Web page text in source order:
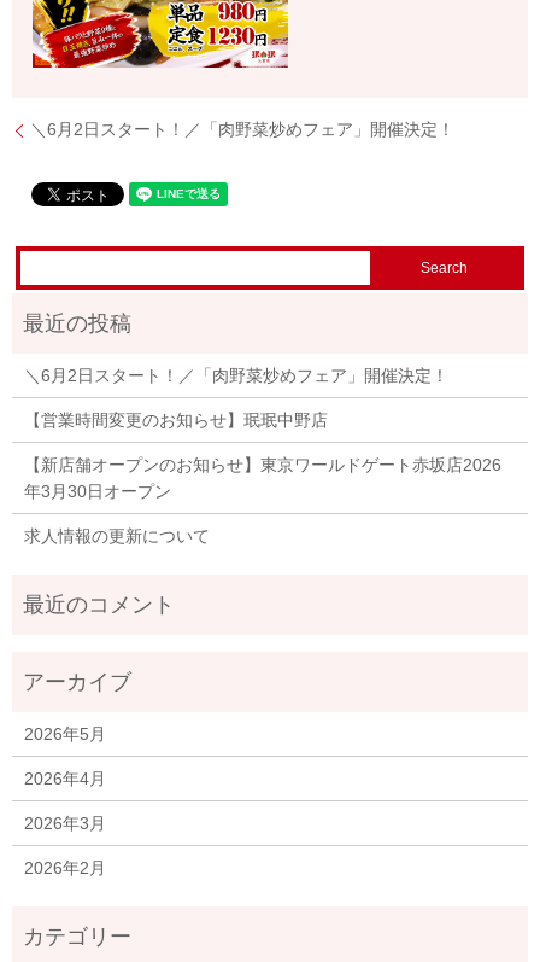
＼6月2日スタート！／「肉野菜炒めフェア」開催決定！
＼6月2日スタート！／「肉野菜炒めフェア」開催決定！
【営業時間変更のお知らせ】珉珉中野店
【新店舗オープンのお知らせ】東京ワールドゲート赤坂店2026
年3月30日オープン
求人情報の更新について
2026年5月
2026年4月
2026年3月
2026年2月